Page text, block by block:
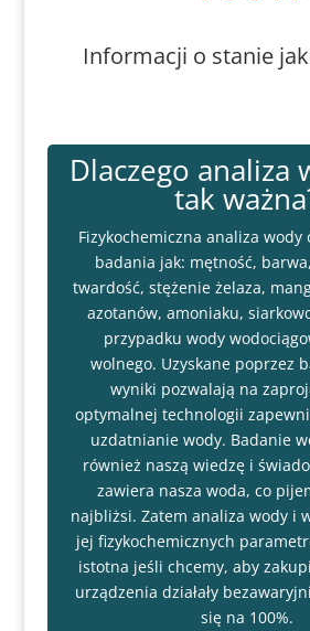
Informacji o stanie
Dlaczego analiza
tak
Fizykochemiczna analiza
badania jak: mętność,
twardość, stężenie żelaza,
azotanów, amoniaku,
przypadku wody
wolnego. Uzyskane poprzez
wyniki pozwalają na
optymalnej technologii
uzdatnianie wody. Badanie
również naszą wiedzę i
zawiera nasza woda, co
najbliżsi. Zatem analiza wody i
jej fizykochemicznych
istotna jeśli chcemy, aby
urządzenia działały
się na 100%.